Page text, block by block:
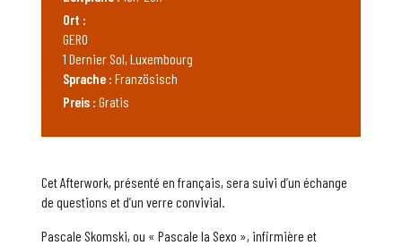
Cet Afterwork, présenté en français, sera suivi d’un échange
de questions et d’un verre convivial.
Pascale Skomski, ou « Pascale la Sexo », infirmière et
Ort :
GERO
1 Dernier Sol, Luxembourg
Sprache : Französisch
Preis : Gratis